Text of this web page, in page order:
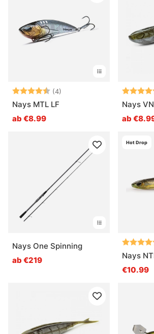
Bewertung:(4)
4.8 von 5 Sternen
Nays MTL LF
ab €8.99
Nays
ab
Nays One Spinning
ab €219
Hot Drop
Nays
€10.99